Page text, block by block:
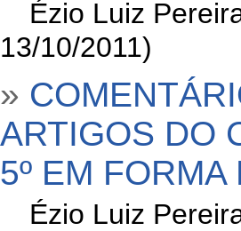
Ézio Luiz
13/10/2011)
»
ARTIGOS DO
5º EM
Ézio Luiz